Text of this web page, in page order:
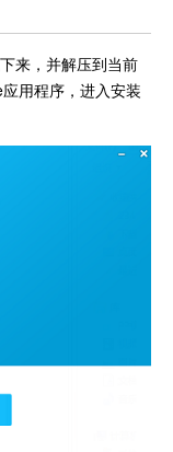
来，并解压到当前
用程序，进入安装